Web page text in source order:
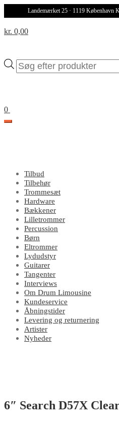
Landemærket 25 · 1119 København
Products
search
kr. 0,00
0
Tilbud
Tilbehør
Trommesæt
Hardware
Bækkener
Lilletrommer
Percussion
Børn
Eltrommer
Lydudstyr
Guitarer
Tangenter
Interviews
Om Drum Limousine
Kundeservice
Åbningstider
Levering og returnering
Artister
Nyheder
6″ Search D57X